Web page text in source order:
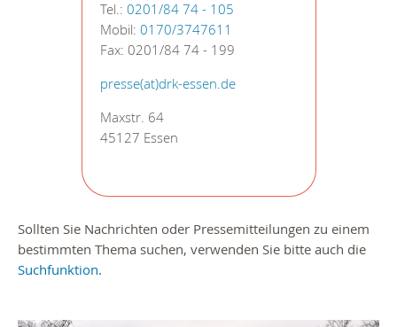
Tel.: 0201/84 74 - 105
Mobil: 0170/3747611
Fax: 0201/84 74 - 199
presse(at)drk-essen.de
Maxstr. 64
45127 Essen
Sollten Sie Nachrichten oder Pressemitteilungen zu einem
bestimmten Thema suchen, verwenden Sie bitte auch die
Suchfunktion.